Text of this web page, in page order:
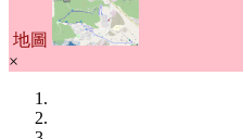
地圖
×